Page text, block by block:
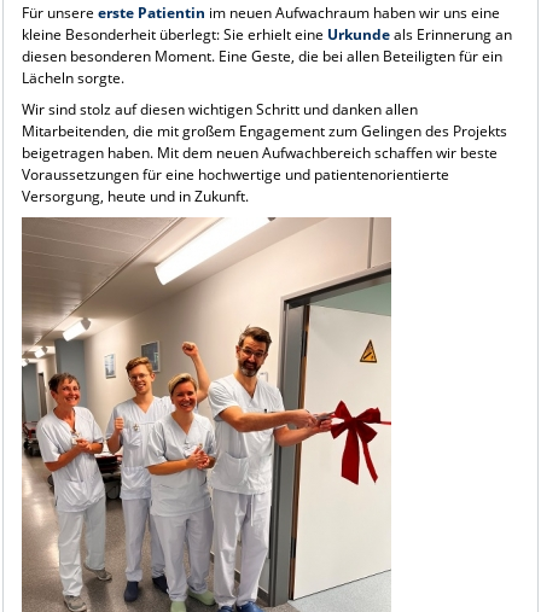
Für unsere erste Patientin im neuen Aufwachraum haben wir uns eine
kleine Besonderheit überlegt: Sie erhielt eine Urkundeals Erinnerung an
diesen besonderen Moment. Eine Geste, die bei allen Beteiligten für ein
Lächeln sorgte.
Wir sind stolz auf diesen wichtigen Schritt und danken allen
Mitarbeitenden, die mit großem Engagement zum Gelingen des Projekts
beigetragen haben. Mit dem neuen Aufwachbereich schaffen wir beste
Voraussetzungen für eine hochwertige und patientenorientierte
Versorgung, heute und in Zukunft.